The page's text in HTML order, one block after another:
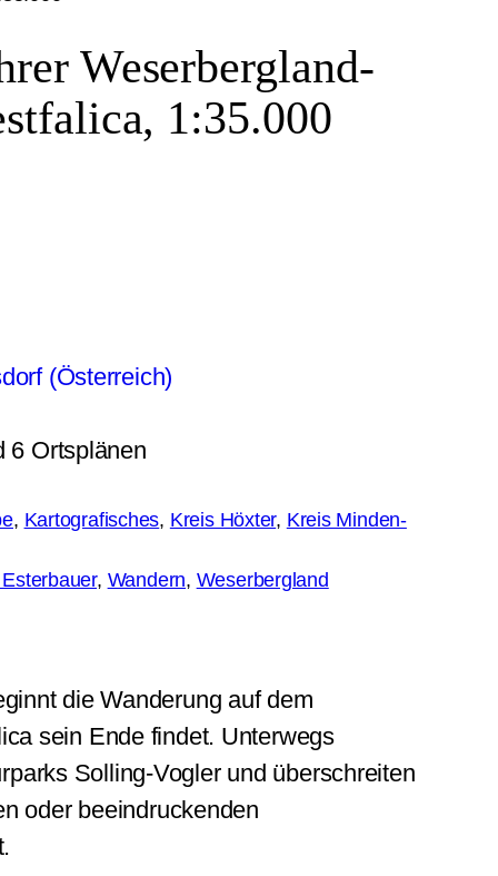
Weserbergland-
1:35.000
(Österreich)
6 Ortsplänen
, Kartografisches, Kreis Höxter, Kreis Minden-
, Wandern, Weserbergland
die Wanderung auf dem
sein Ende findet. Unterwegs
Solling-Vogler und überschreiten
oder beeindruckenden